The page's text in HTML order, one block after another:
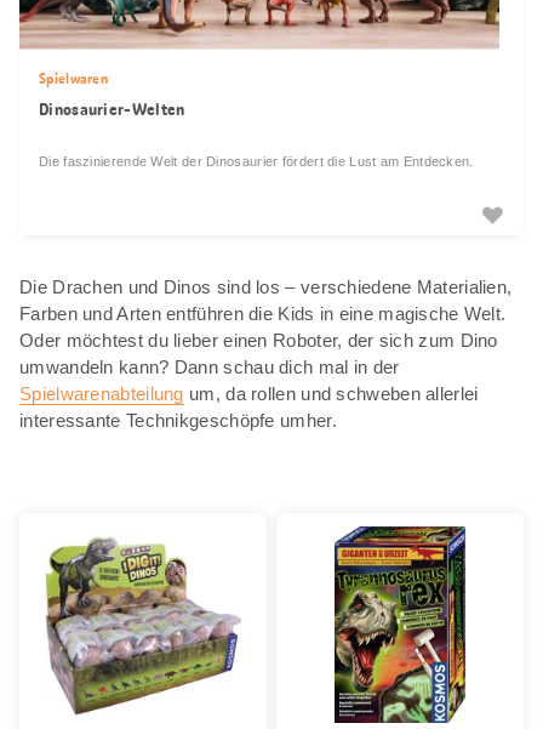
Spielwaren
Dinosaurier-Welten
Die faszinierende Welt der Dinosaurier fördert die Lust am Entdecken.
Die Drachen und Dinos sind los – verschiedene Materialien,
Farben und Arten entführen die Kids in eine magische Welt.
Oder möchtest du lieber einen Roboter, der sich zum Dino
umwandeln kann? Dann schau dich mal in der
Spielwarenabteilung um, da rollen und schweben allerlei
interessante Technikgeschöpfe umher.